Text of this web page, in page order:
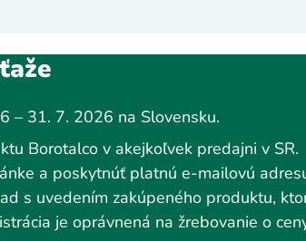
– 31. 7. 2026 na Slovensku.
Borotalco v akejkoľvek predajni v SR.
a poskytnúť platnú e-mailovú
s uvedením zakúpeného produktu,
je oprávnená na žrebovanie o